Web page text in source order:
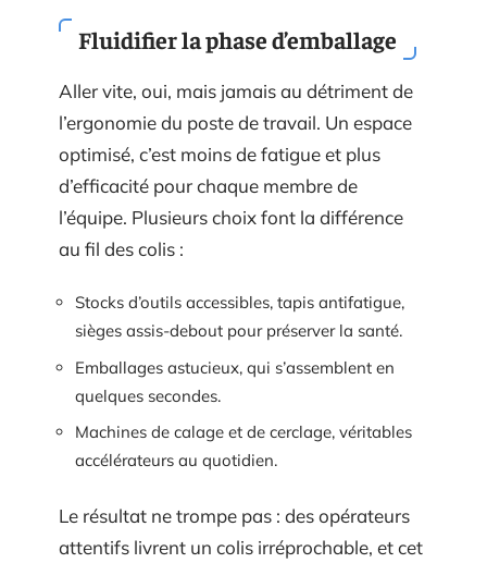
Fluidifier la phase d’emballage
Aller vite, oui, mais jamais au détriment de
l’ergonomie du poste de travail. Un espace
optimisé, c’est moins de fatigue et plus
d’efficacité pour chaque membre de
l’équipe. Plusieurs choix font la différence
au fil des colis :
Stocks d’outils accessibles, tapis antifatigue,
sièges assis-debout pour préserver la santé.
Emballages astucieux, qui s’assemblent en
quelques secondes.
Machines de calage et de cerclage, véritables
accélérateurs au quotidien.
Le résultat ne trompe pas : des opérateurs
attentifs livrent un colis irréprochable, et cet